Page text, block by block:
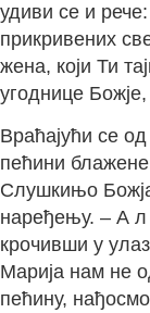
удиви се и
прикривених
жена, који Ти
угоднице
Враћајући се
пећини
Слушкињо
наређењу. – А
крочивши у
Марија нам не
пећину,